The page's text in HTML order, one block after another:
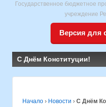
Государственное бюджетное
учреждение
Версия для
С Днём Конституции!
Начало › Новости › С Днём